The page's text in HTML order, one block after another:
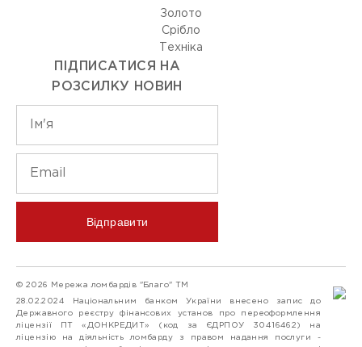
Золото
Срiбло
Технiка
ПІДПИСАТИСЯ НА
РОЗСИЛКУ НОВИН
Відправити
© 2026 Мережа ломбардів "Благо" ТМ
28.02.2024 Національним банком України внесено запис до
Державного реєстру фінансових установ про переоформлення
ліцензії ПТ «ДОНКРЕДИТ» (код за ЄДРПОУ 30416462) на
ліцензію на діяльність ломбарду з правом надання послуги -